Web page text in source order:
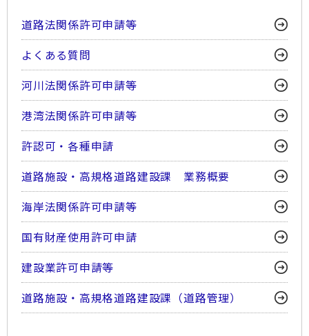
道路法関係許可申請等
よくある質問
河川法関係許可申請等
港湾法関係許可申請等
許認可・各種申請
道路施設・高規格道路建設課 業務概要
海岸法関係許可申請等
国有財産使用許可申請
建設業許可申請等
道路施設・高規格道路建設課（道路管理）